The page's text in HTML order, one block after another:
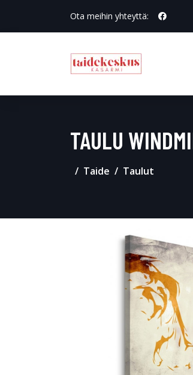
Ota meihin yhteyttä:
TAULU
Taide Taulut